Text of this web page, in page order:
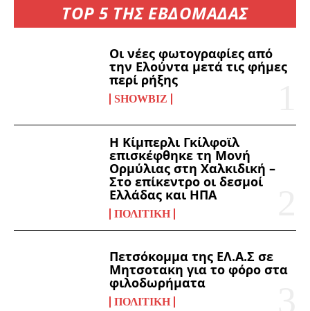
TOP 5 ΤΗΣ ΕΒΔΟΜΑΔΑΣ
Οι νέες φωτογραφίες από
την Ελούντα μετά τις φήμες
περί ρήξης
SHOWBIZ
Η Κίμπερλι Γκίλφοϊλ
επισκέφθηκε τη Μονή
Ορμύλιας στη Χαλκιδική –
Στο επίκεντρο οι δεσμοί
Ελλάδας και ΗΠΑ
ΠΟΛΙΤΙΚΉ
Πετσόκομμα της ΕΛ.Α.Σ σε
Μητσοτακη για το φόρο στα
φιλοδωρήματα
ΠΟΛΙΤΙΚΉ